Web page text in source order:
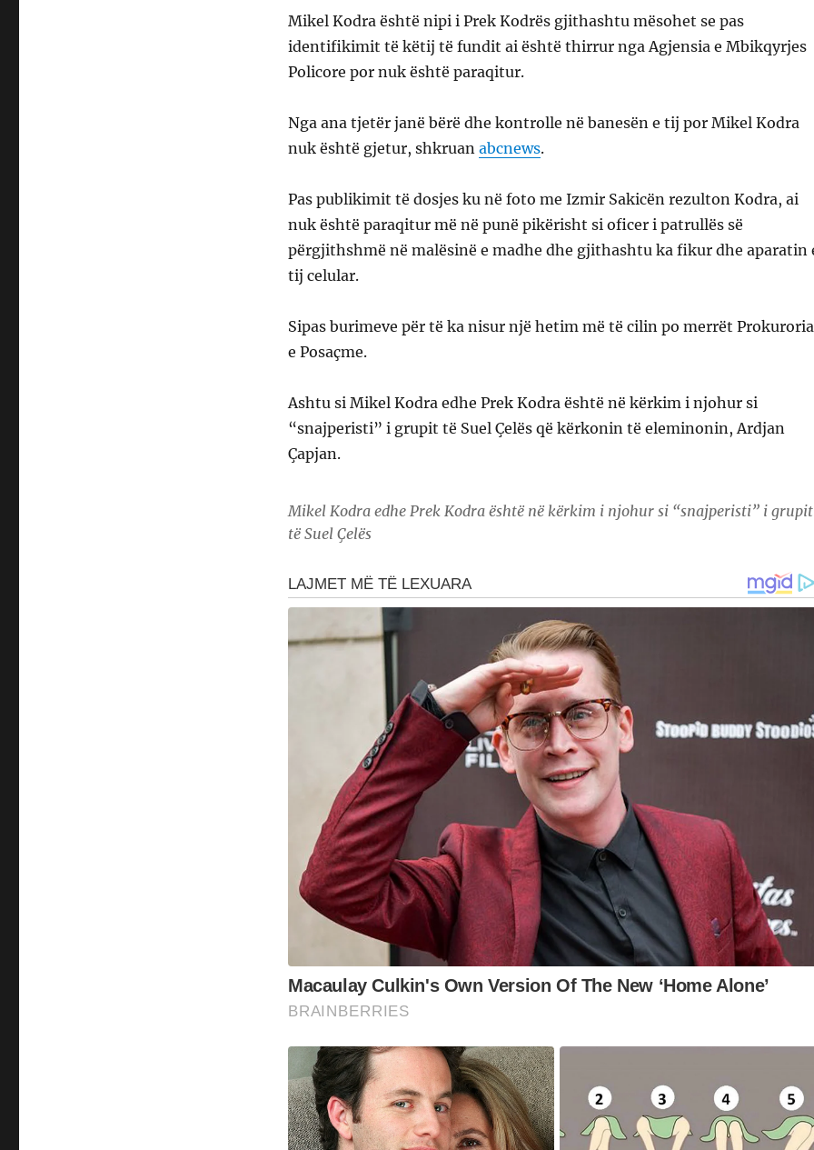
Mikel Kodra është nipi i Prek Kodrës gjithashtu mësohet se pas
identifikimit të këtij të fundit ai është thirrur nga Agjensia e Mbikqyrjes
Policore por nuk është paraqitur.
Nga ana tjetër janë bërë dhe kontrolle në banesën e tij por Mikel Kodra
nuk është gjetur, shkruan abcnews.
Pas publikimit të dosjes ku në foto me Izmir Sakicën rezulton Kodra, ai
nuk është paraqitur më në punë pikërisht si oficer i patrullës së
përgjithshmë në malësinë e madhe dhe gjithashtu ka fikur dhe aparatin
tij celular.
Sipas burimeve për të ka nisur një hetim më të cilin po merrët Prokuroria
e Posaçme.
Ashtu si Mikel Kodra edhe Prek Kodra është në kërkim i njohur si
“snajperisti” i grupit të Suel Çelës që kërkonin të eleminonin, Ardjan
Çapjan.
Mikel Kodra edhe Prek Kodra është në kërkim i njohur si “snajperisti” i grupit
të Suel Çelës